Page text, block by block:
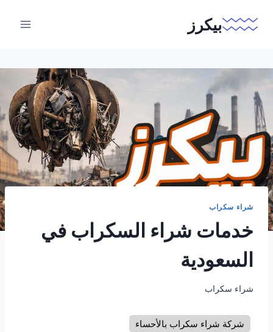
بيكرز
شراء سكراب
خدمات شراء السكراب في
السعودية
شراء سكراب
شركة شراء سكراب بالأحساء